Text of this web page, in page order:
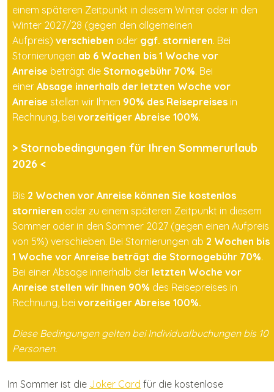
einem späteren Zeitpunkt in diesem Winter oder in den
Winter 2027/28 (gegen den allgemeinen
Aufpreis) verschieben oder ggf. stornieren. Bei
Stornierungen ab 6 Wochen bis 1 Woche vor
Anreise beträgt die Stornogebühr 70%. Bei
einer Absage innerhalb der letzten Woche vor
Anreise stellen wir Ihnen 90% des Reisepreisesin
Rechnung, bei vorzeitiger Abreise 100%.
> Stornobedingungen für Ihren Sommerurlaub
2026 <
Bis 2 Wochen vor Anreise können Sie kostenlos
stornieren oder zu einem späteren Zeitpunkt in diesem
Sommer oder in den Sommer 2027 (gegen einen Aufpreis
von 5%) verschieben. Bei Stornierungen ab 2 Wochen bis
1 Woche vor Anreise beträgt die Stornogebühr 70%.
Bei einer Absage innerhalb der letzten Woche vor
Anreise stellen wir Ihnen 90% des Reisepreises in
Rechnung, bei vorzeitiger Abreise 100%.
Diese Bedingungen gelten bei Individualbuchungen bis 10
Personen.
Im Sommer ist die Joker Card für die kostenlose